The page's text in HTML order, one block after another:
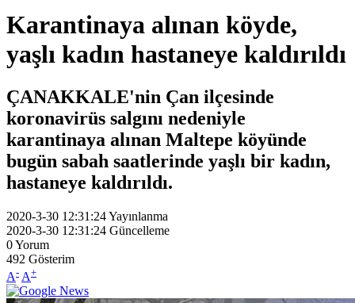
Karantinaya alınan köyde,
yaşlı kadın hastaneye kaldırıldı
ÇANAKKALE'nin Çan ilçesinde
koronavirüs salgını nedeniyle
karantinaya alınan Maltepe köyünde
bugün sabah saatlerinde yaşlı bir kadın,
hastaneye kaldırıldı.
2020-3-30 12:31:24Yayınlanma
2020-3-30 12:31:24 Güncelleme
0Yorum
492 Gösterim
A- A+